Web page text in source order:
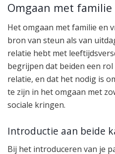
Omgaan met
Het omgaan met familie en
bron van steun als van
relatie hebt met
begrijpen dat beiden een rol
relatie, en dat het nodig is
te zijn in het omgaan met
sociale kringen.
Introductie aan beide
Bij het introduceren van je